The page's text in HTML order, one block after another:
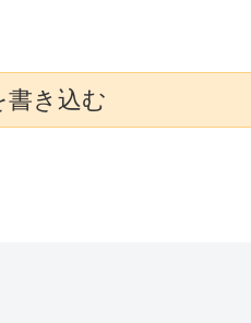
書き込む